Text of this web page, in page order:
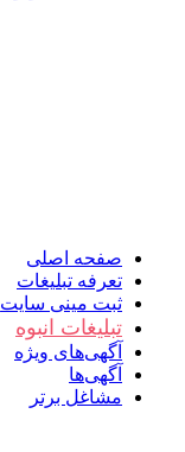
صفحه اصلی
تعرفه تبلیغات
ثبت مینی سایت
تبلیغات انبوه
آگهی‌های ویژه
آگهی‌ها
مشاغل برتر